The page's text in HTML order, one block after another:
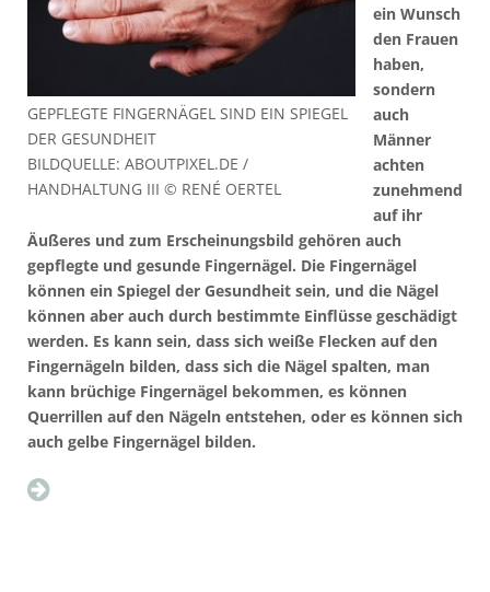
GEPFLEGTE FINGERNÄGEL SIND EIN SPIEGEL
DER GESUNDHEIT
BILDQUELLE: ABOUTPIXEL.DE /
HANDHALTUNG III © RENÉ OERTEL
ein Wunsch
den Frauen
haben,
sondern
auch
Männer
achten
zunehmend
auf ihr
Äußeres und zum Erscheinungsbild gehören auch
gepflegte und gesunde Fingernägel. Die Fingernägel
können ein Spiegel der Gesundheit sein, und die Nägel
können aber auch durch bestimmte Einflüsse geschädigt
werden. Es kann sein, dass sich weiße Flecken auf den
Fingernägeln bilden, dass sich die Nägel spalten, man
kann brüchige Fingernägel bekommen, es können
Querrillen auf den Nägeln entstehen, oder es können sich
auch gelbe Fingernägel bilden.